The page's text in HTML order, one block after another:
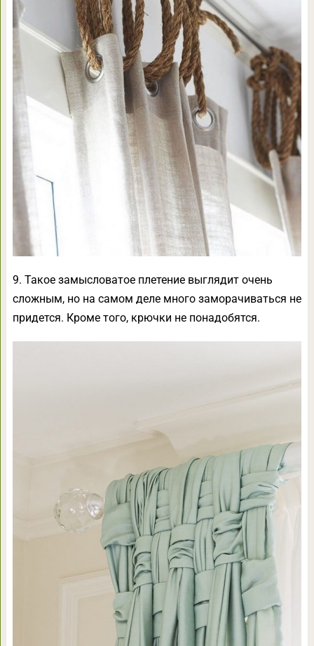
9. Такое замысловатое плетение выглядит очень
сложным, но на самом деле много заморачиваться не
придется. Кроме того, крючки не понадобятся.